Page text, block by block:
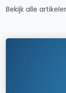
Bekijk alle